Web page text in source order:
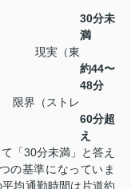
30分未
満
東
約44〜
48分
レ
60分超
え
「30分未満」と答え
の基準になっていま
均通勤時間は片道約